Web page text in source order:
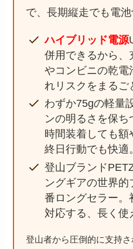
で、長期縦走でも電池
ハイブリッド電源
併用できるから、
やコンビニの乾電
れリスクをまるご
わずか75gの軽量
ンの明るさを保
時間装着しても額
終日行動でも快適。
登山ブランド
ングギアの世界的
番ロングセラー。
対応する、長く使
登山者から圧倒的に支持